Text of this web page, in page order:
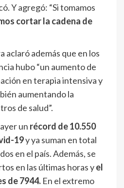
Y agregó: “Si tomamos
cortar la cadena de
aclaró además que en los
hubo “un aumento de
en terapia intensiva y
aumentando la
de salud”.
un récord de 10.550
19y ya suman en total
en el país. Además, se
en las últimas horas yel
de 7944. En el extremo